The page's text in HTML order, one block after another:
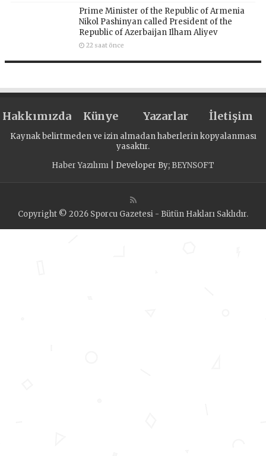
Prime Minister of the Republic of Armenia
Nikol Pashinyan called President of the
Republic of Azerbaijan Ilham Aliyev
22 saat önce
Hakkımızda Künye Yazarlar İletişim
Kaynak belirtmeden ve izin almadan haberlerin kopyalanması
yasaktır.
Haber Yazılımı | Developer By; BEYNSOFT
Copyright © 2026 Sporcu Gazetesi - Bütün Hakları Saklıdır.